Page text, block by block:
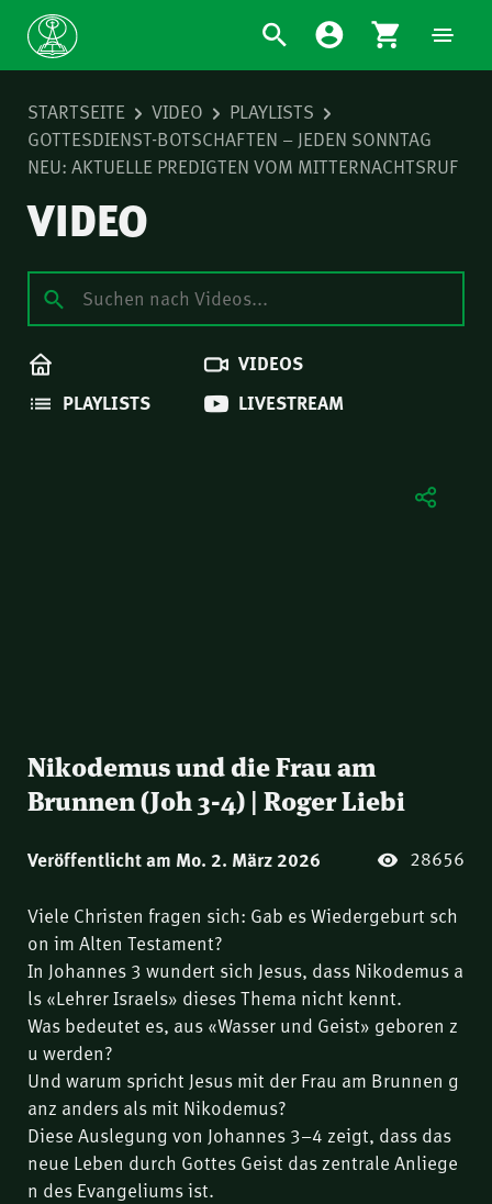
STARTSEITE VIDEO
PLAYLISTS
GOTTESDIENST-BOTSCHAFTEN – JEDEN SONNTAG
NEU: AKTUELLE PREDIGTEN VOM MITTERNACHTSRUF
VIDEO
VIDEOS
PLAYLISTS
LIVESTREAM
Nikodemus und die Frau am
Brunnen (Joh 3-4) | Roger Liebi
Veröffentlicht am Mo. 2. März 2026 28656
Viele Christen fragen sich: Gab es Wiedergeburt sch
on im Alten Testament?
In Johannes 3 wundert sich Jesus, dass Nikodemus a
ls «Lehrer Israels» dieses Thema nicht kennt.
Was bedeutet es, aus «Wasser und Geist» geboren z
u werden?
Und warum spricht Jesus mit der Frau am Brunnen g
anz anders als mit Nikodemus?
Diese Auslegung von Johannes 3–4 zeigt, dass das
neue Leben durch Gottes Geist das zentrale Anliege
n des Evangeliums ist.